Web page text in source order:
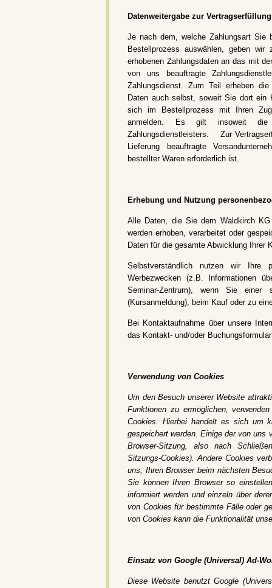
Datenweitergabe zur Vertragserfüllung
Je nach dem, welche Zahlungsart Sie
Bestellprozess auswählen, geben
erhobenen Zahlungsdaten an das mit
von uns beauftragte
Zahlungsdienst. Zum Teil erheben
Daten auch selbst, soweit Sie dort
sich im Bestellprozess mit Ihren
anmelden. Es gilt insoweit die
Zahlungsdienstleisters. Zur
Lieferung beauftragte
bestellter Waren erforderlich ist.
Erhebung und Nutzung
Alle Daten, die Sie dem Waldkirch KG
werden erhoben, verarbeitet oder
Daten für die gesamte Abwicklung Ihrer
Selbstverständlich nutzen wir Ihre
Werbezwecken (z.B. Informationen
Seminar-Zentrum), wenn Sie einer
(Kursanmeldung), beim Kauf oder zu
Bei Kontaktaufnahme über unsere
das Kontakt- und/oder
Verwendung von Cookies
Um den Besuch unserer Website
Funktionen zu ermöglichen,
Cookies. Hierbei handelt es sich um
gespeichert werden. Einige der von uns
Browser-Sitzung, also nach
Sitzungs-Cookies). Andere Cookies
uns, Ihren Browser beim nächsten
Sie können Ihren Browser so
informiert werden und einzeln über
von Cookies für bestimmte Fälle oder
von Cookies kann die Funktionalität
Einsatz von Google (Universal) Ad-
Diese Website benutzt Google